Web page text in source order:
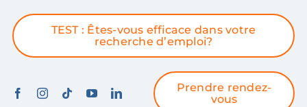
content
TEST : Êtes-vous efficace dans votre
recherche d’emploi?
Prendre rendez-
vous